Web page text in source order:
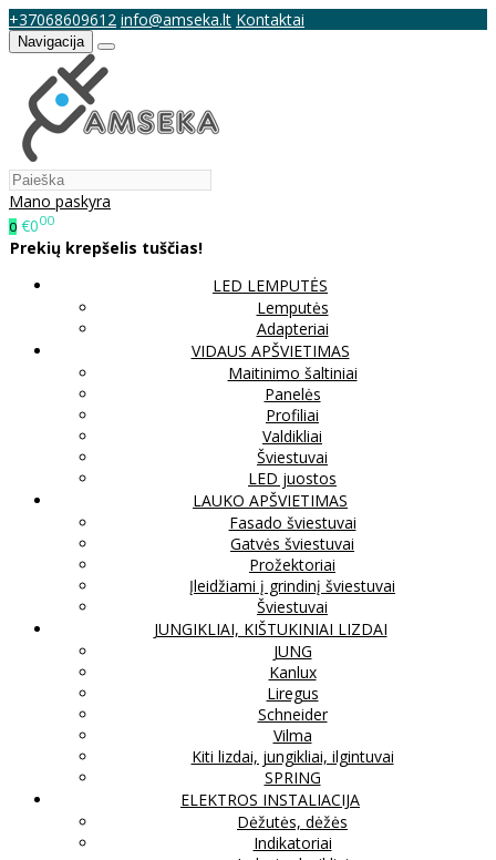
+37068609612 info@amseka.lt Kontaktai
Navigacija
Mano paskyra
0 €000
Prekių krepšelis tuščias!
LED LEMPUTĖS
Lemputės
Adapteriai
VIDAUS APŠVIETIMAS
Maitinimo šaltiniai
Panelės
Profiliai
Valdikliai
Šviestuvai
LED juostos
LAUKO APŠVIETIMAS
Fasado šviestuvai
Gatvės šviestuvai
Prožektoriai
Įleidžiami į grindinį šviestuvai
Šviestuvai
JUNGIKLIAI, KIŠTUKINIAI LIZDAI
JUNG
Kanlux
Liregus
Schneider
Vilma
Kiti lizdai, jungikliai, ilgintuvai
SPRING
ELEKTROS INSTALIACIJA
Dėžutės, dėžės
Indikatoriai